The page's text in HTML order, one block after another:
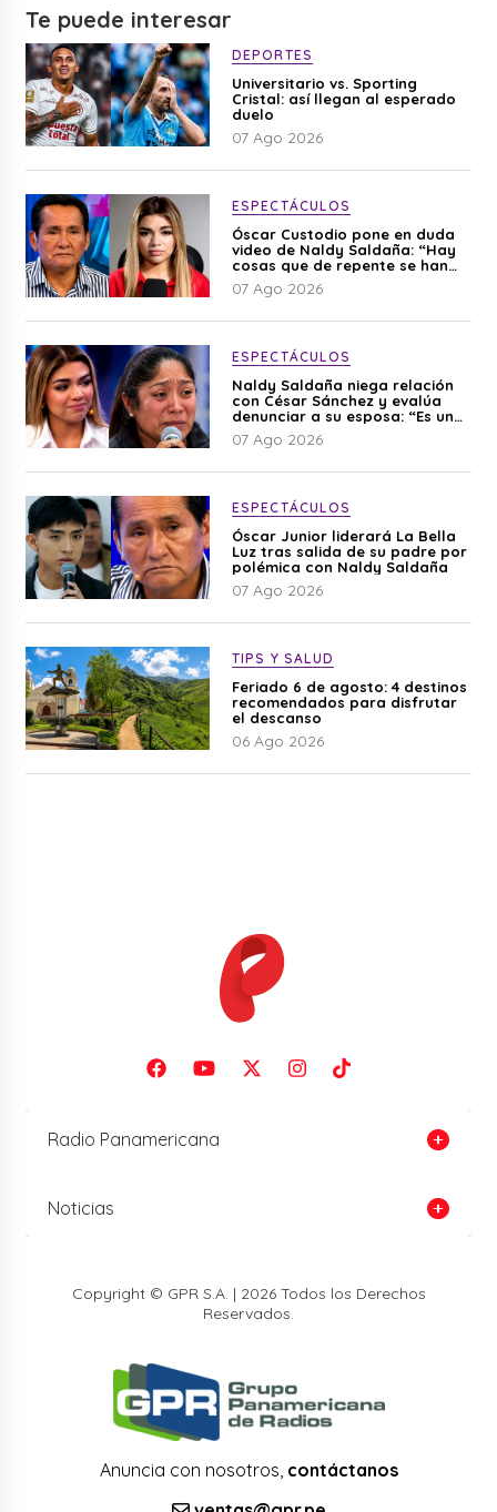
Te puede interesar
DEPORTES
Universitario vs. Sporting
Cristal: así llegan al esperado
duelo
07 Ago 2026
ESPECTÁCULOS
Óscar Custodio pone en duda
video de Naldy Saldaña: “Hay
cosas que de repente se han
editado”
07 Ago 2026
ESPECTÁCULOS
Naldy Saldaña niega relación
con César Sánchez y evalúa
denunciar a su esposa: “Es una
difamación”
07 Ago 2026
ESPECTÁCULOS
Óscar Junior liderará La Bella
Luz tras salida de su padre por
polémica con Naldy Saldaña
07 Ago 2026
TIPS Y SALUD
Feriado 6 de agosto: 4 destinos
recomendados para disfrutar
el descanso
06 Ago 2026
Radio Panamericana
Noticias
Copyright © GPR S.A. | 2026 Todos los Derechos
Reservados.
Anuncia con nosotros, contáctanos